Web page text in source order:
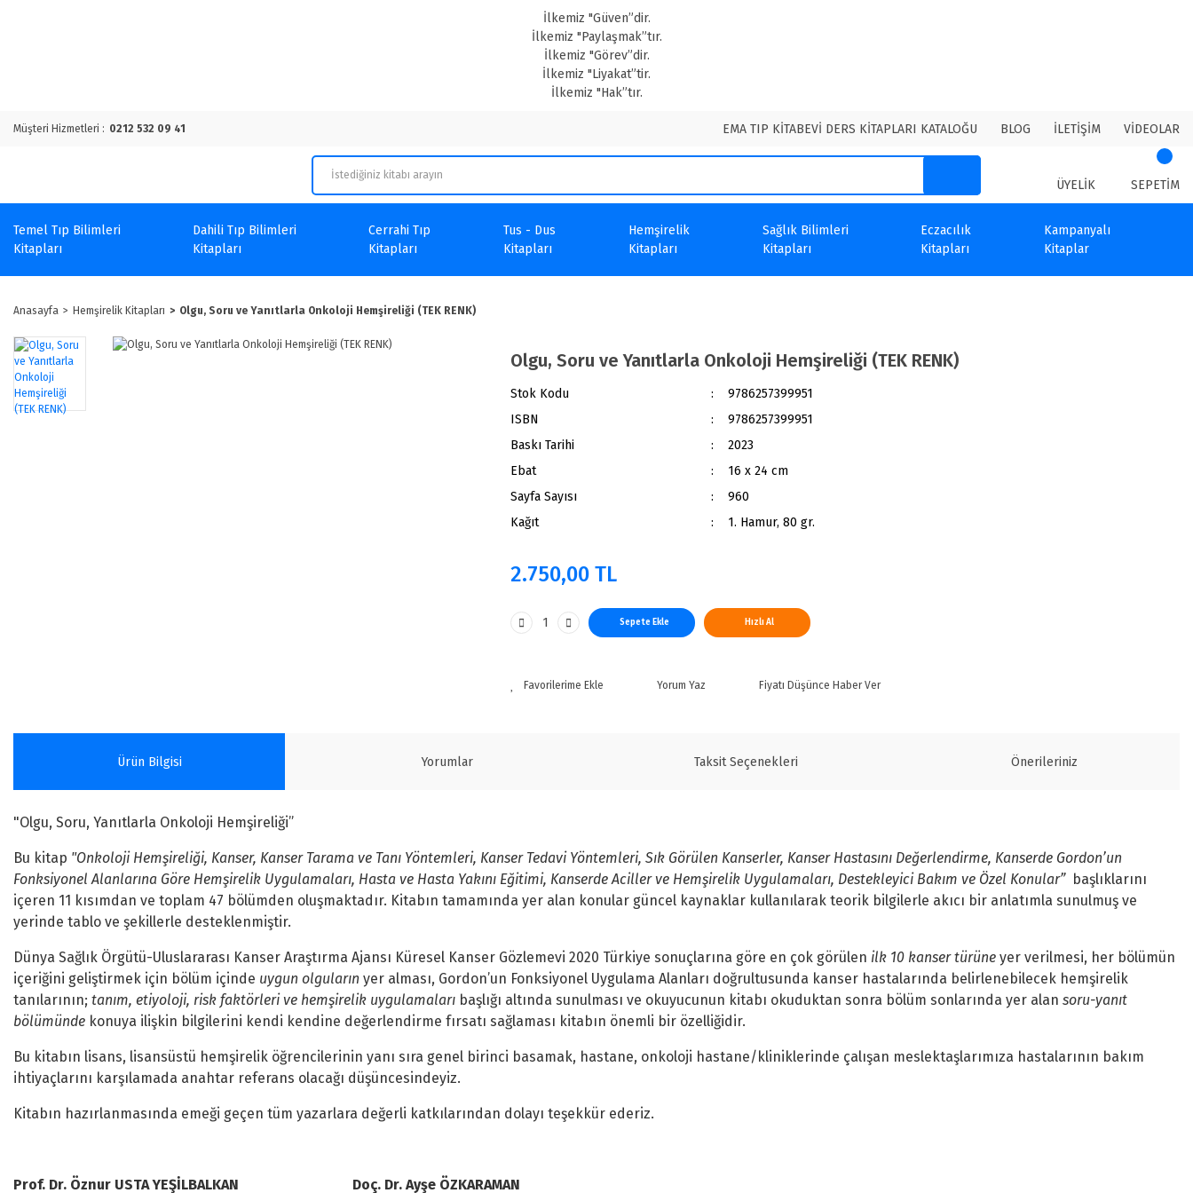
İlkemiz "Güven”dir.
İlkemiz "Paylaşmak”tır.
İlkemiz "Görev”dir.
İlkemiz "Liyakat”tir.
İlkemiz "Hak”tır.
Müşteri Hizmetleri : 0212 532 09 41 EMA TIP KİTABEVİ DERS KİTAPLARI KATALOĞU BLOG İLETİŞİM VİDEOLAR
ÜYELİK SEPETİM
Temel Tıp Bilimleri
Kitapları
Dahili Tıp Bilimleri
Kitapları
Cerrahi Tıp
Kitapları
Tus - Dus
Kitapları
Hemşirelik
Kitapları
Sağlık Bilimleri
Kitapları
Eczacılık
Kitapları
Kampanyalı
Kitaplar
Anasayfa Hemşirelik Kitapları Olgu, Soru ve Yanıtlarla Onkoloji Hemşireliği (TEK RENK)
Olgu, Soru ve Yanıtlarla Onkoloji Hemşireliği (TEK RENK)
Stok Kodu
9786257399951
ISBN
9786257399951
Baskı Tarihi
2023
Ebat
16 x 24 cm
Sayfa Sayısı
960
Kağıt
1. Hamur, 80 gr.
2.750,00 TL
Sepete Ekle Hızlı Al
Yorum Yaz Fiyatı Düşünce Haber Ver
Ürün Bilgisi Yorumlar Taksit Seçenekleri Önerileriniz
"Olgu, Soru, Yanıtlarla Onkoloji Hemşireliği”
Bu kitap "Onkoloji Hemşireliği, Kanser, Kanser Tarama ve Tanı Yöntemleri, Kanser Tedavi Yöntemleri, Sık Görülen Kanserler, Kanser Hastasını Değerlendirme, Kanserde Gordon’un
Fonksiyonel Alanlarına Göre Hemşirelik Uygulamaları, Hasta ve Hasta Yakını Eğitimi, Kanserde Aciller ve Hemşirelik Uygulamaları, Destekleyici Bakım ve Özel Konular”başlıklarını
içeren 11 kısımdan ve toplam 47 bölümden oluşmaktadır. Kitabın tamamında yer alan konular güncel kaynaklar kullanılarak teorik bilgilerle akıcı bir anlatımla sunulmuş ve
yerinde tablo ve şekillerle desteklenmiştir.
Dünya Sağlık Örgütü-Uluslararası Kanser Araştırma Ajansı Küresel Kanser Gözlemevi 2020 Türkiye sonuçlarına göre en çok görülen ilk 10 kanser türüne yer verilmesi, her bölümün
içeriğini geliştirmek için bölüm içinde uygun olguların yer alması, Gordon’un Fonksiyonel Uygulama Alanları doğrultusunda kanser hastalarında belirlenebilecek hemşirelik
tanılarının; tanım, etiyoloji, risk faktörleri ve hemşirelik uygulamaları başlığı altında sunulması ve okuyucunun kitabı okuduktan sonra bölüm sonlarında yer alan soru-yanıt
bölümünde konuya ilişkin bilgilerini kendi kendine değerlendirme fırsatı sağlaması kitabın önemli bir özelliğidir.
Bu kitabın lisans, lisansüstü hemşirelik öğrencilerinin yanı sıra genel birinci basamak, hastane, onkoloji hastane/kliniklerinde çalışan meslektaşlarımıza hastalarının bakım
ihtiyaçlarını karşılamada anahtar referans olacağı düşüncesindeyiz.
Kitabın hazırlanmasında emeği geçen tüm yazarlara değerli katkılarından dolayı teşekkür ederiz.
Prof. Dr. Öznur USTA YEŞİLBALKAN Doç. Dr. Ayşe ÖZKARAMAN